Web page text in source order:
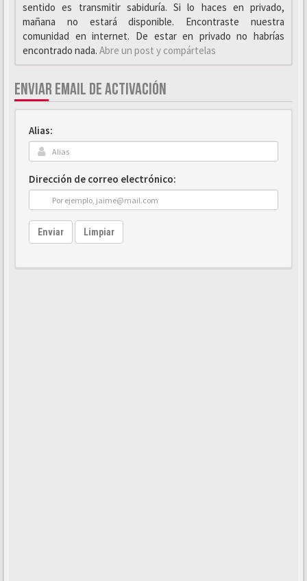
sentido es transmitir sabiduría. Si lo haces en privado,
mañana no estará disponible. Encontraste nuestra
comunidad en internet. De estar en privado no habrías
encontrado nada. Abre un post y compártelas
ENVIAR EMAIL DE ACTIVACIÓN
Alias:
Dirección de correo electrónico:
Enviar Limpiar